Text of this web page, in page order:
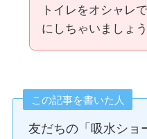
トイレをオシャレ
にしちゃいましょ
この記事を書いた人
友だちの「吸水ショ